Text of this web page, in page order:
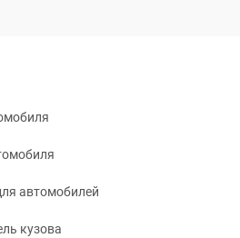
автомобилей
кузова